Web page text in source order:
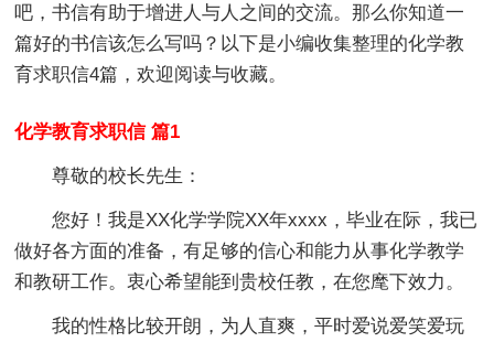
吧，书信有助于增进人与人之间的交流。那么你知道一
篇好的书信该怎么写吗？以下是小编收集整理的化学教
育求职信4篇，欢迎阅读与收藏。
化学教育求职信 篇1
尊敬的校长先生：
您好！我是XX化学学院XX年xxxx，毕业在际，我已
做好各方面的准备，有足够的信心和能力从事化学教学
和教研工作。衷心希望能到贵校任教，在您麾下效力。
我的性格比较开朗，为人直爽，平时爱说爱笑爱玩